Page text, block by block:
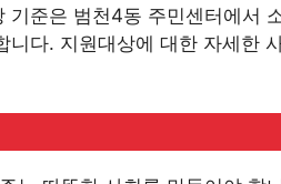
기준은 범천4동 주민센터에서
니다. 지원대상에 대한 자세한